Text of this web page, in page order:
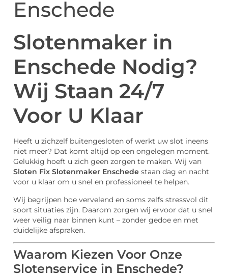
Slotenmaker in
Enschede Nodig?
Wij Staan 24/7
Voor U Klaar
Heeft u zichzelf buitengesloten of werkt uw slot ineens
niet meer? Dat komt altijd op een ongelegen moment.
Gelukkig hoeft u zich geen zorgen te maken. Wij van
Sloten Fix Slotenmaker Enschede staan dag en nacht
voor u klaar om u snel en professioneel te helpen.
Wij begrijpen hoe vervelend en soms zelfs stressvol dit
soort situaties zijn. Daarom zorgen wij ervoor dat u snel
weer veilig naar binnen kunt – zonder gedoe en met
duidelijke afspraken.
Waarom Kiezen Voor Onze
Slotenservice in Enschede?